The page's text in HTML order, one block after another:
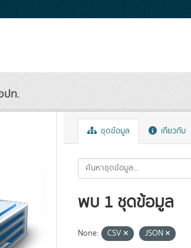
ปท.
ชุดข้อมูล เกี่ยวกับ
พบ 1 ชุดข้อมูล
None: CSV JSON